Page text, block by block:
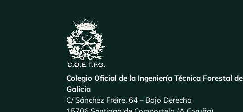
Colegio Oficial de la Ingeniería Técnica Forestal de
Galicia
C/ Sánchez Freire, 64 – Bajo Derecha